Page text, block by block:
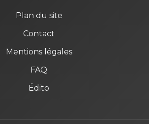
Plan du site
Contact
Mentions légales
FAQ
Édito